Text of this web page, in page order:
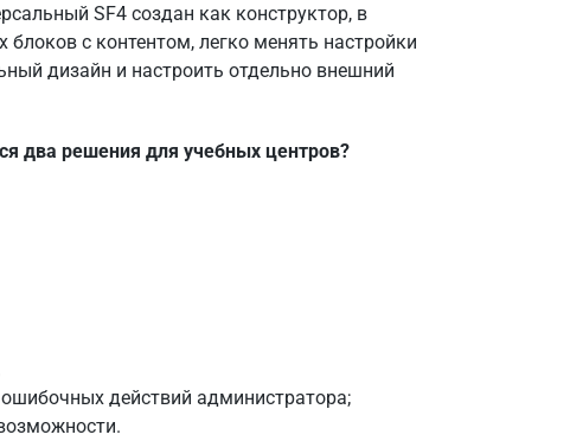
SF4 создан как конструктор, в
с контентом, легко менять настройки
дизайн и настроить отдельно внешний
два решения для учебных центров?
действий администратора;